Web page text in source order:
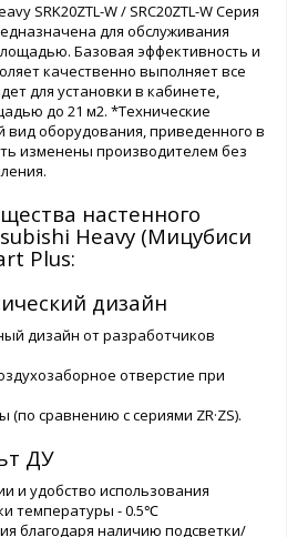
SRK20ZTL-W / SRC20ZTL-W Серия
для обслуживания
Базовая эффективность и
качественно выполняет все
для установки в кабинете,
до 21 м2. *Технические
вид оборудования, приведенного в
изменены производителем без
настенного
Heavy (Мицубиси
Plus:
дизайн
дизайн от разработчиков
отверстие при
сравнению с сериями ZR·ZS).
ДУ
и удобство использования
температуры - 0.5℃
благодаря наличию подсветки/